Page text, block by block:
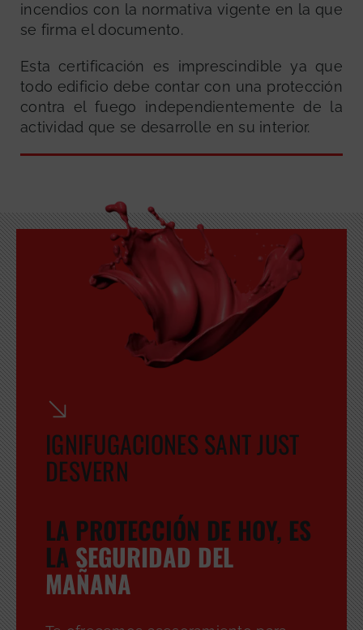
incendios con la normativa vigente en la que
se firma el documento.
Esta certificación es imprescindible ya que
todo edificio debe contar con una protección
contra el fuego independientemente de la
actividad que se desarrolle en su interior.
IGNIFUGACIONES SANT JUST
DESVERN
LA PROTECCIÓN DE HOY, ES
LA SEGURIDAD DEL
MAÑANA
GRATUITA